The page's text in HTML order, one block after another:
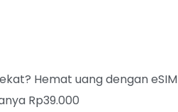
Hemat uang dengan eSIM
Rp39.000